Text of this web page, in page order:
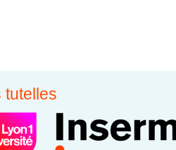
tutelles